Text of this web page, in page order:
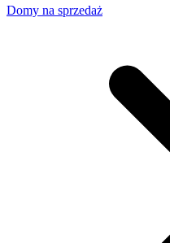
Domy na sprzedaż